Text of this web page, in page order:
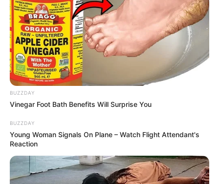
BUZZDAY
Vinegar Foot Bath Benefits Will Surprise You
BUZZDAY
Young Woman Signals On Plane – Watch Flight Attendant's
Reaction